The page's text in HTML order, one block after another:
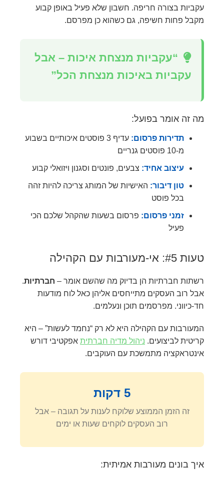
עקביות בצורה חריפה. חשבון שלא פעיל באופן קבוע
מקבל פחות חשיפה, גם כשהוא כן מפרסם.
“עקביות מנצחת איכות – אבל
עקביות באיכות מנצחת הכל”
מה זה אומר בפועל:
תדירות פרסום:
עדיף 3 פוסטים איכותיים בשבוע
מ-10 פוסטים גנריים
עיצוב אחיד: צבעים, פונטים וסגנון ויזואלי קבוע
טון דיבור: האישיות של המותג צריכה להיות זהה
בכל פוסט
זמני פרסום: פרסום בשעות שהקהל שלכם הכי
פעיל
טעות #5: אי-מעורבות עם הקהילה
רשתות חברתיות הן בדיוק מה שהשם אומר – חברתיות.
אבל רוב העסקים מתייחסים אליהן כאל לוח מודעות
חד-כיווני. מפרסמים תוכן ונעלמים.
המעורבות עם הקהילה היא לא רק “נחמד לעשות” – היא
קריטית לביצועים. ניהול מדיה חברתית אפקטיבי דורש
אינטראקציה מתמשכת עם העוקבים.
5 דקות
זה הזמן הממוצע שלוקח לענות על תגובה – אבל
רוב העסקים לוקחים שעות או ימים
איך בונים מעורבות אמיתית: